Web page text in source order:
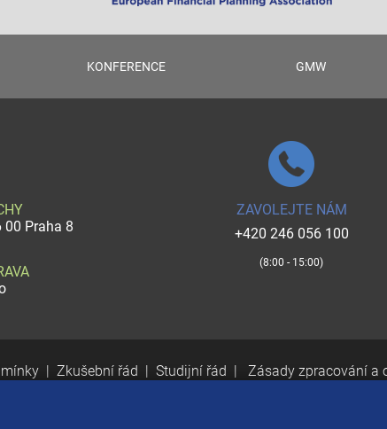
KONFERENCE GMW
00 Praha 8
ZAVOLEJTE NÁM
+420 246 056 100
(8:00 - 15:00)
Zkušební řád Studijní řád Zásady zpracování a